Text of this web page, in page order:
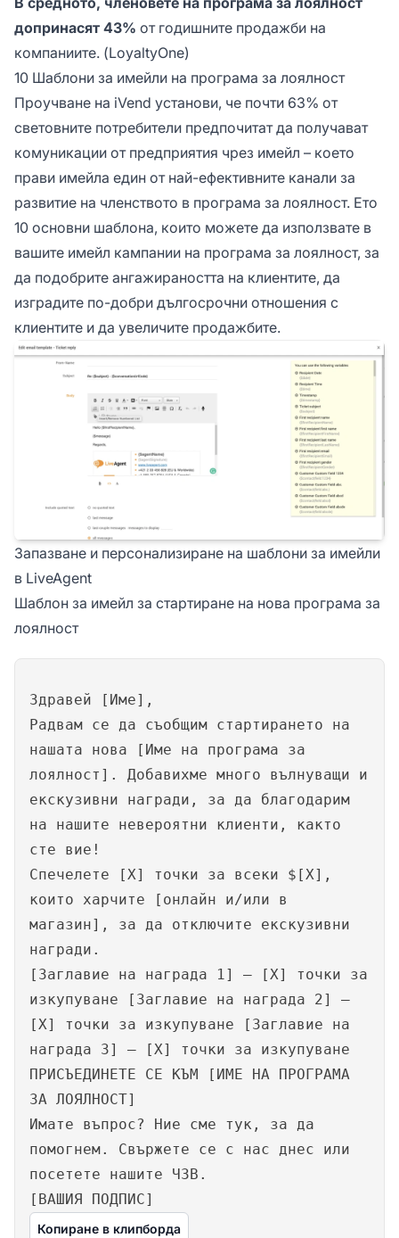
допринасят 43% от годишните продажби на
компаниите. (LoyaltyOne)
10 Шаблони за имейли на програма за лоялност
Проучване на iVend установи, че почти 63% от
световните потребители предпочитат да получават
комуникации от предприятия чрез имейл – което
прави имейла един от най-ефективните канали за
развитие на членството в програма за лоялност. Ето
10 основни шаблона, които можете да използвате в
вашите имейл кампании на програма за лоялност, за
да подобрите ангажираността на клиентите, да
изградите по-добри дългосрочни отношения с
клиентите и да увеличите продажбите.
Запазване и персонализиране на шаблони за имейли
в LiveAgent
Шаблон за имейл за стартиране на нова програма за
лоялност
Здравей [Име],
Радвам се да съобщим стартирането на
нашата нова [Име на програма за
лоялност]. Добавихме много вълнуващи и
екскузивни награди, за да благодарим
на нашите невероятни клиенти, както
сте вие!
Спечелете [X] точки за всеки $[X],
които харчите [онлайн и/или в
магазин], за да отключите екскузивни
награди.
[Заглавие на награда 1] – [X] точки за
изкупуване [Заглавие на награда 2] –
[X] точки за изкупуване [Заглавие на
награда 3] – [X] точки за изкупуване
ПРИСЪЕДИНЕТЕ СЕ КЪМ [ИМЕ НА ПРОГРАМА
ЗА ЛОЯЛНОСТ]
Имате въпрос? Ние сме тук, за да
помогнем. Свържете се с нас днес или
посетете нашите ЧЗВ.
[ВАШИЯ ПОДПИС]
Копиране в клипборда